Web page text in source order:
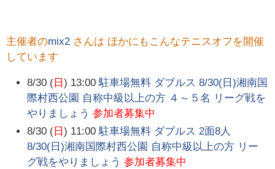
主催者のmix2 さんは ほかにもこんなテニスオフを開催
しています
8/30 ( 日) 13:00 駐車場無料 ダブルス 8/30(日)湘南国
際村西公園 自称中級以上の方 ４～５名 リーグ戦を
やりましょう 参加者募集中
8/30 ( 日) 11:00 駐車場無料 ダブルス 2面8人
8/30(日)湘南国際村西公園 自称中級以上の方 リー
グ戦をやりましょう 参加者募集中